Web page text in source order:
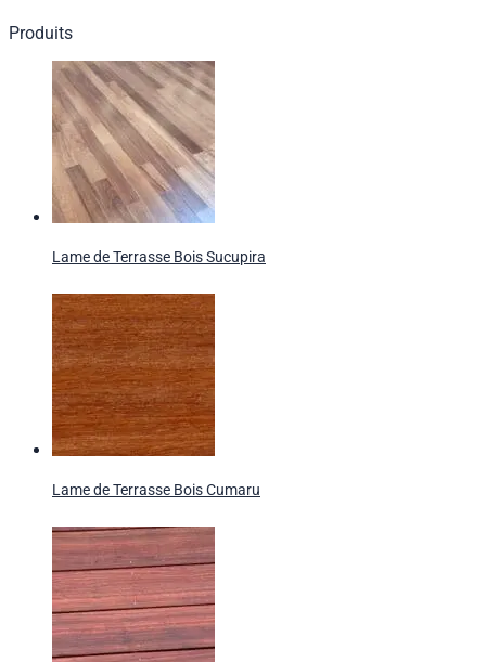
Produits
Lame de Terrasse Bois Sucupira
Lame de Terrasse Bois Cumaru